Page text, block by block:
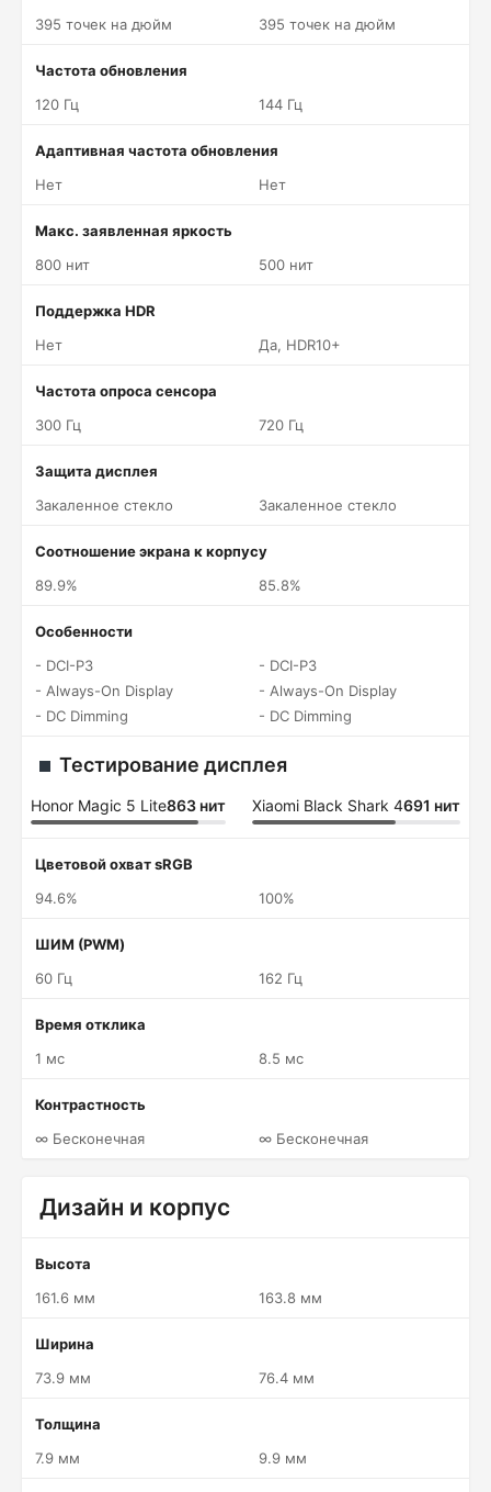
395 точек на дюйм
395 точек на дюйм
Частота обновления
120 Гц
144 Гц
Адаптивная частота обновления
Нет
Нет
Макс. заявленная яркость
800 нит
500 нит
Поддержка HDR
Нет
Да, HDR10+
Частота опроса сенсора
300 Гц
720 Гц
Защита дисплея
Закаленное стекло
Закаленное стекло
Соотношение экрана к корпусу
89.9%
85.8%
Особенности
- DCI-P3
- Always-On Display
- DC Dimming
- DCI-P3
- Always-On Display
- DC Dimming
Тестирование дисплея
Honor Magic 5 Lite863 нит Xiaomi Black Shark 4691 нит
Цветовой охват sRGB
94.6%
100%
ШИМ (PWM)
60 Гц
162 Гц
Время отклика
1 мс
8.5 мс
Контрастность
∞ Бесконечная
∞ Бесконечная
Дизайн и корпус
Высота
161.6 мм
163.8 мм
Ширина
73.9 мм
76.4 мм
Толщина
7.9 мм
9.9 мм